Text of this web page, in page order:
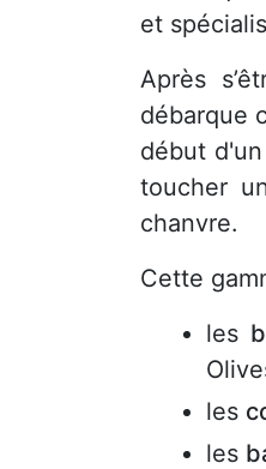
et
Après
débarque
début
toucher
chanvre.
Cette
les
les
les